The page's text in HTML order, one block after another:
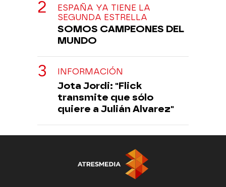
ESPAÑA YA TIENE LA
SEGUNDA ESTRELLA
SOMOS CAMPEONES DEL
MUNDO
INFORMACIÓN
Jota Jordi: "Flick
transmite que sólo
quiere a Julián Alvarez"